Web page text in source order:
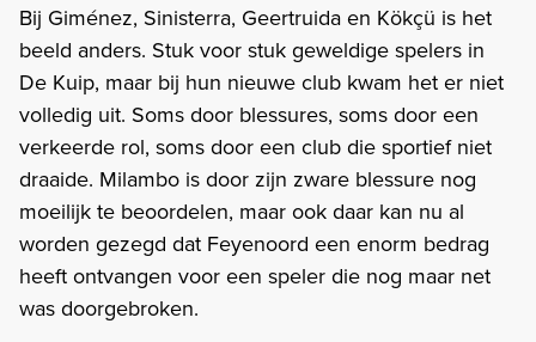
Bij Giménez, Sinisterra, Geertruida en Kökçü is het
beeld anders. Stuk voor stuk geweldige spelers in
De Kuip, maar bij hun nieuwe club kwam het er niet
volledig uit. Soms door blessures, soms door een
verkeerde rol, soms door een club die sportief niet
draaide. Milambo is door zijn zware blessure nog
moeilijk te beoordelen, maar ook daar kan nu al
worden gezegd dat Feyenoord een enorm bedrag
heeft ontvangen voor een speler die nog maar net
was doorgebroken.